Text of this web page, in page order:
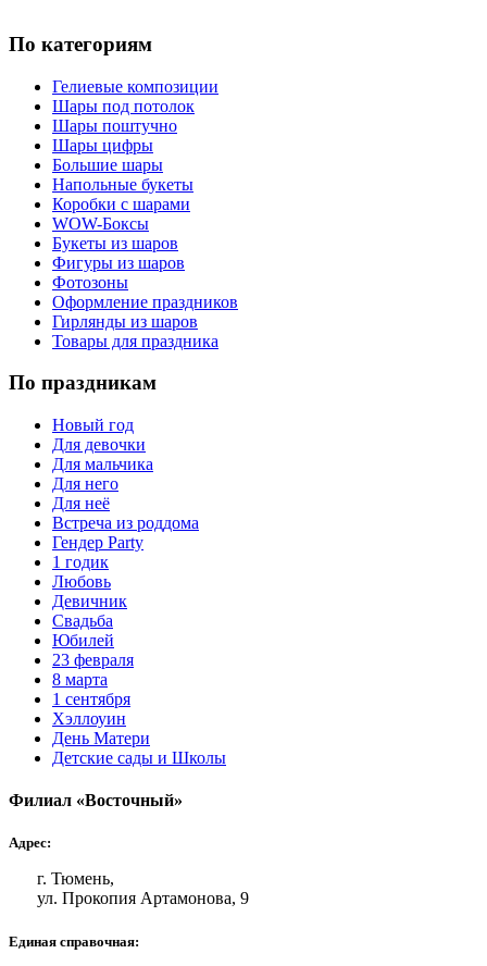
По категориям
Гелиевые композиции
Шары под потолок
Шары поштучно
Шары цифры
Большие шары
Напольные букеты
Коробки с шарами
WOW-Боксы
Букеты из шаров
Фигуры из шаров
Фотозоны
Оформление праздников
Гирлянды из шаров
Товары для праздника
По праздникам
Новый год
Для девочки
Для мальчика
Для него
Для неё
Встреча из роддома
Гендер Party
1 годик
Любовь
Девичник
Свадьба
Юбилей
23 февраля
8 марта
1 сентября
Хэллоуин
День Матери
Детские сады и Школы
Филиал «Восточный»
Адрес:
г. Тюмень,
ул. Прокопия Артамонова, 9
Единая справочная: